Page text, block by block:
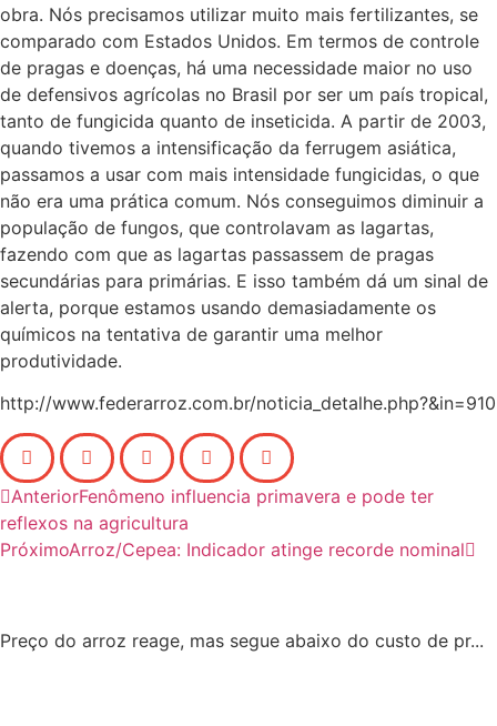
obra. Nós precisamos utilizar muito mais fertilizantes, se
comparado com Estados Unidos. Em termos de controle
de pragas e doenças, há uma necessidade maior no uso
de defensivos agrícolas no Brasil por ser um país tropical,
tanto de fungicida quanto de inseticida. A partir de 2003,
quando tivemos a intensificação da ferrugem asiática,
passamos a usar com mais intensidade fungicidas, o que
não era uma prática comum. Nós conseguimos diminuir a
população de fungos, que controlavam as lagartas,
fazendo com que as lagartas passassem de pragas
secundárias para primárias. E isso também dá um sinal de
alerta, porque estamos usando demasiadamente os
químicos na tentativa de garantir uma melhor
produtividade.
http://www.federarroz.com.br/noticia_detalhe.php?&in=910
AnteriorFenômeno influencia primavera e pode ter
reflexos na agricultura
PróximoArroz/Cepea: Indicador atinge recorde nominal
Preço do arroz reage, mas segue abaixo do custo de pr...